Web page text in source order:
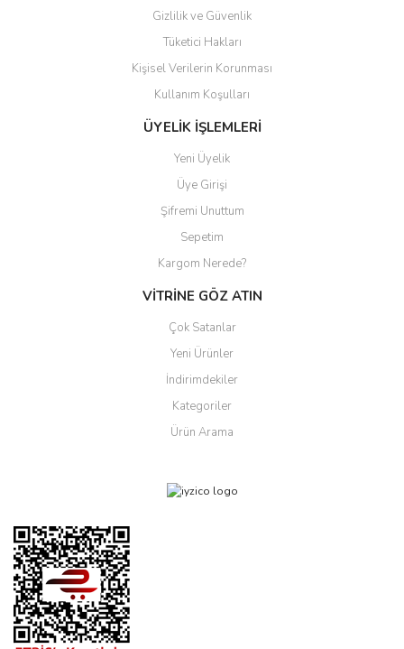
Gönder
Gizlilik ve Güvenlik
Tüketici Hakları
Kişisel Verilerin Korunması
Kullanım Koşulları
ÜYELİK İŞLEMLERİ
Yeni Üyelik
Üye Girişi
Şifremi Unuttum
Sepetim
Kargom Nerede?
VİTRİNE GÖZ ATIN
Çok Satanlar
Yeni Ürünler
İndirimdekiler
Kategoriler
Ürün Arama